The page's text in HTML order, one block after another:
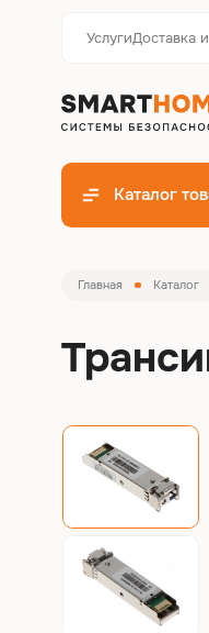
УслугиДоставка
Каталог
Главная Каталог